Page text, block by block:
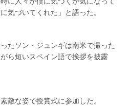
気づいてくれた」と語った。
たソン・ジュンギは南米で撮った
ら短いスペイン語で挨拶を披露
敵な姿で授賞式に参加した。